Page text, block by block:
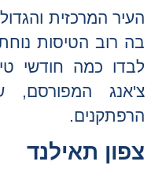
העיר המרכזית
בה רוב הטיסות
לבדו כמה חודשי
צ'אנג המפורסם,
הרפתקנים.
צפון תאילנד